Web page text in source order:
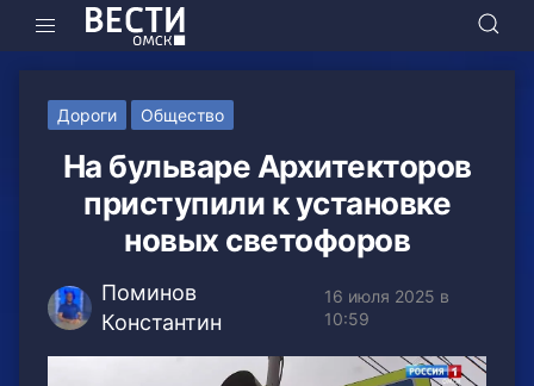
Дороги Общество
На бульваре Архитекторов
приступили к установке
новых светофоров
Поминов
Константин
16 июля 2025 в
10:59